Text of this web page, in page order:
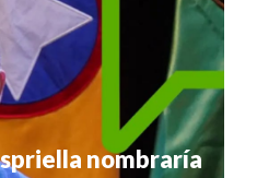
nombraría